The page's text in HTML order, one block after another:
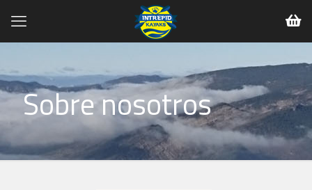
Sobre nosotros